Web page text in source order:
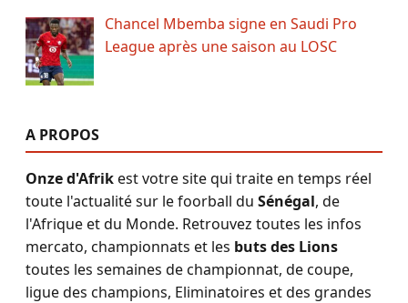
Chancel Mbemba signe en Saudi Pro
League après une saison au LOSC
A PROPOS
Onze d'Afrikest votre site qui traite en temps réel
toute l'actualité sur le foorball du Sénégal, de
l'Afrique et du Monde. Retrouvez toutes les infos
mercato, championnats et les buts des Lions
toutes les semaines de championnat, de coupe,
ligue des champions, Eliminatoires et des grandes